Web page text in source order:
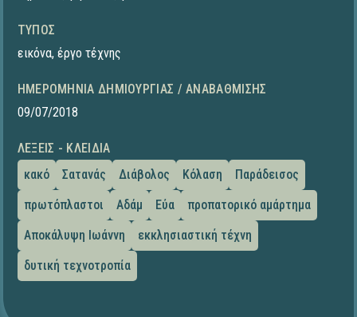
ΤΎΠΟΣ
εικόνα, έργο τέχνης
ΗΜΕΡΟΜΗΝΊΑ ΔΗΜΙΟΥΡΓΊΑΣ / ΑΝΑΒΆΘΜΙΣΗΣ
09/07/2018
ΛΈΞΕΙΣ - ΚΛΕΙΔΙΆ
κακό
Σατανάς Διάβολος Κόλαση
Παράδεισος
πρωτόπλαστοι
Αδάμ Εύα
προπατορικό αμάρτημα
Αποκάλυψη Ιωάννη
εκκλησιαστική τέχνη
δυτική τεχνοτροπία